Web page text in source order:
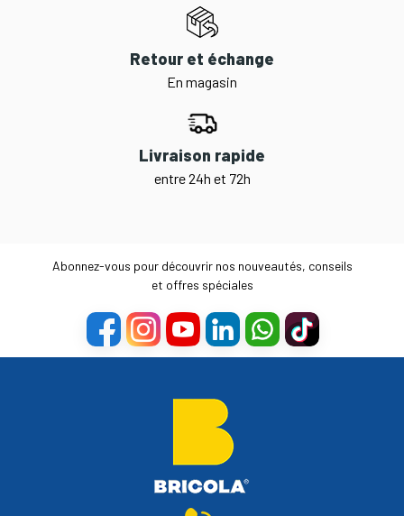
Retour et échange
En magasin
Livraison rapide
entre 24h et 72h
Abonnez-vous pour découvrir nos nouveautés, conseils
et offres spéciales